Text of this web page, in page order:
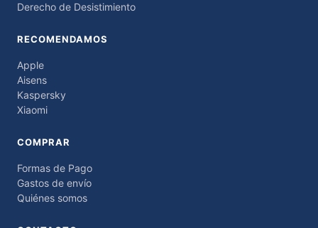
Derecho de Desistimiento
RECOMENDAMOS
Apple
Aisens
Kaspersky
Xiaomi
COMPRAR
Formas de Pago
Gastos de envío
Quiénes somos